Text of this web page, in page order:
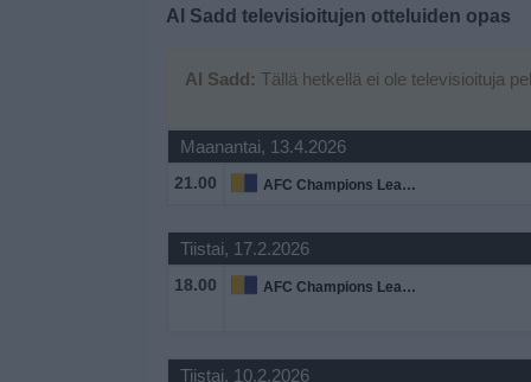
Al Sadd televisioitujen otteluiden opas
Al Sadd: Tällä hetkellä ei ole televisioituja
Maanantai, 13.4.2026
21.00 AFC Champions League
Tiistai, 17.2.2026
18.00 AFC Champions League
Tiistai, 10.2.2026